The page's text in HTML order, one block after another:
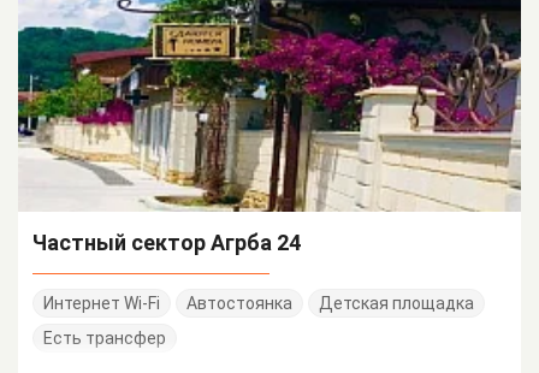
Частный сектор Агрба 24
Интернет Wi-Fi Автостоянка
Детская площадка
Есть трансфер